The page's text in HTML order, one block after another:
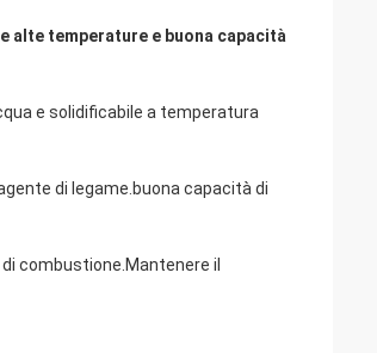
alte temperature e buona capacità
e solidificabile a temperatura
di legame.buona capacità di
combustione.Mantenere il